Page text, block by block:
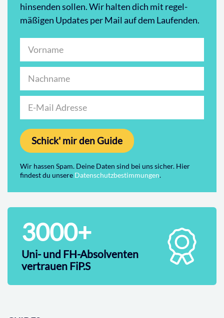
hinsenden sollen. Wir halten dich mit regel-
mäßigen Updates per Mail auf dem Laufenden.
Schick' mir den Guide
Wir hassen Spam. Deine Daten sind bei uns sicher. Hier
findest du unsere Datenschutzbestimmungen.
3000+
Uni- und FH-Absolventen
vertrauen FiP.S